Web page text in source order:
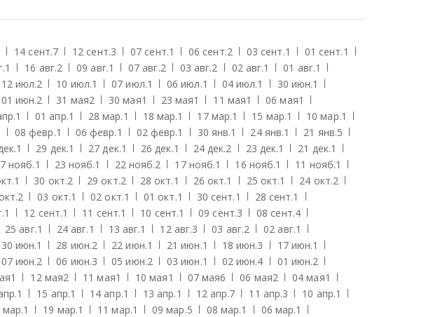
14 сент.7 12 сент.3 07 сент.1 06 сент.2 03 сент.1 01 сент.1
1 16 авг.2 09 авг.1 07 авг.2 03 авг.2 02 авг.1 01 авг.1
12 июл.2 10 июл.1 07 июл.1 06 июл.1 04 июл.1 30 июн.1
01 июн.2 31 мая2 30 мая1 23 мая1 11 мая1 06 мая1
1 01 апр.1 28 мар.1 18 мар.1 17 мар.1 15 мар.1 10 мар.1
08 февр.1 06 февр.1 02 февр.1 30 янв.1 24 янв.1 21 янв.5
1 29 дек.1 27 дек.1 26 дек.1 24 дек.2 23 дек.1 21 дек.1
нояб.1 23 нояб.1 22 нояб.2 17 нояб.1 16 нояб.1 11 нояб.1
1 30 окт.2 29 окт.2 28 окт.1 26 окт.1 25 окт.1 24 окт.2
2 03 окт.1 02 окт.1 01 окт.1 30 сент.1 28 сент.1
1 12 сент.1 11 сент.1 10 сент.1 09 сент.3 08 сент.4
25 авг.1 24 авг.1 13 авг.1 12 авг.3 03 авг.2 02 авг.1
30 июн.1 28 июн.2 22 июн.1 21 июн.1 18 июн.3 17 июн.1
07 июн.2 06 июн.3 05 июн.2 03 июн.1 02 июн.4 01 июн.2
1 12 мая2 11 мая1 10 мая1 07 мая6 06 мая2 04 мая1
1 15 апр.1 14 апр.1 13 апр.1 12 апр.7 11 апр.3 10 апр.1
мар.1 19 мар.1 11 мар.1 09 мар.5 08 мар.1 06 мар.1